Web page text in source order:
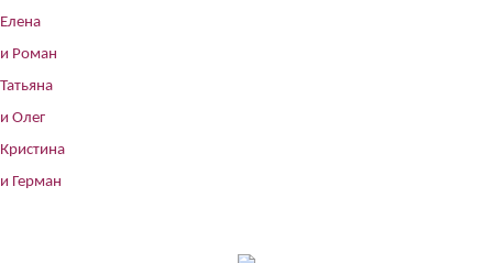
Елена
и Роман
Татьяна
и Олег
Кристина
и Герман